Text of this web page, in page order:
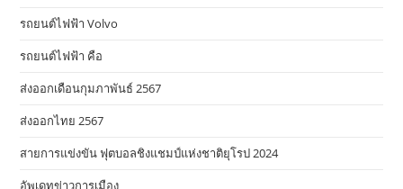
รถยนต์ไฟฟ้า Volvo
รถยนต์ไฟฟ้า คือ
ส่งออกเดือนกุมภาพันธ์ 2567
ส่งออกไทย 2567
สายการแข่งขัน ฟุตบอลชิงแชมป์แห่งชาติยุโรป 2024
อัพเดทข่าวการเมือง